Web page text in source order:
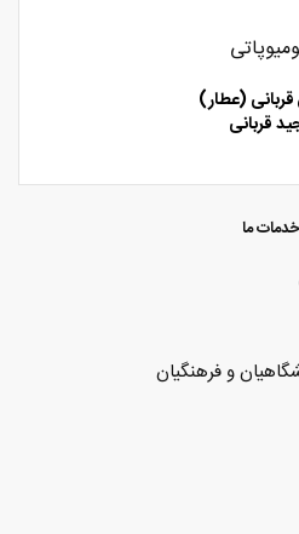
(عطار)
قربانی
خدمات ما
و فرهنگیان